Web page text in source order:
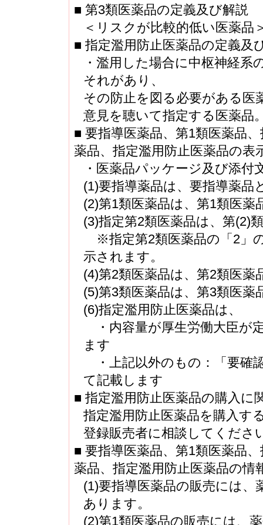
■ 第3類医薬品の定義及び解説
＜リスクが比較的低い医薬品
■ 指定濫用防止医薬品の定義及
・濫用した場合に中枢神経
それがあり、
その防止を図る必要がある医
意見を聴いて指定する医薬品
■ 要指導医薬品、第1類医薬品
薬品、指定濫用防止医薬品の表
・医薬品パッケージ及び添
(1)要指導薬品は、要指導薬品
(2)第1類医薬品は、第1類医薬
(3)指定第2類医薬品は、第(2)
※指定第2類医薬品の「2」
示されます。
(4)第2類医薬品は、第2類医薬
(5)第3類医薬品は、第3類医薬
(6)指定濫用防止医薬品は、
・内容量が厚生労働大臣が
ます
・上記以外のもの：「要確
て記載します
■ 指定濫用防止医薬品の購入に
指定濫用防止医薬品を購入す
登録販売者に相談してくださ
■ 要指導医薬品、第1類医薬品
薬品、指定濫用防止医薬品の情
(1)要指導医薬品の販売には、
あります。
(2)第1類医薬品の販売には、